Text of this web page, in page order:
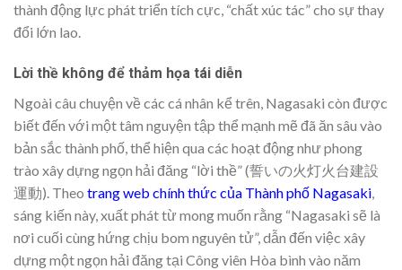
thành động lực phát triển tích cực, “chất xúc tác” cho sự thay
đổi lớn lao.
Lời thề không để thảm họa tái diễn
Ngoài câu chuyện về các cá nhân kể trên, Nagasaki còn được
biết đến với một tâm nguyện tập thể mạnh mẽ đã ăn sâu vào
bản sắc thành phố, thể hiện qua các hoạt động như phong
trào xây dựng ngọn hải đăng “lời thề” (誓いの火灯火台建設
運動). Theo trang web chính thức của Thành phố Nagasaki,
sáng kiến này, xuất phát từ mong muốn rằng “Nagasaki sẽ là
nơi cuối cùng hứng chịu bom nguyên tử”, dẫn đến việc xây
dựng một ngọn hải đăng tại Công viên Hòa bình vào năm